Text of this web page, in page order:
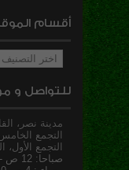
أقسام
أقسام
الموقع
للتواصل و
مدينة نصر،
التجمع
التجمع الأول،
صباحا: 12 ص - 2 ص